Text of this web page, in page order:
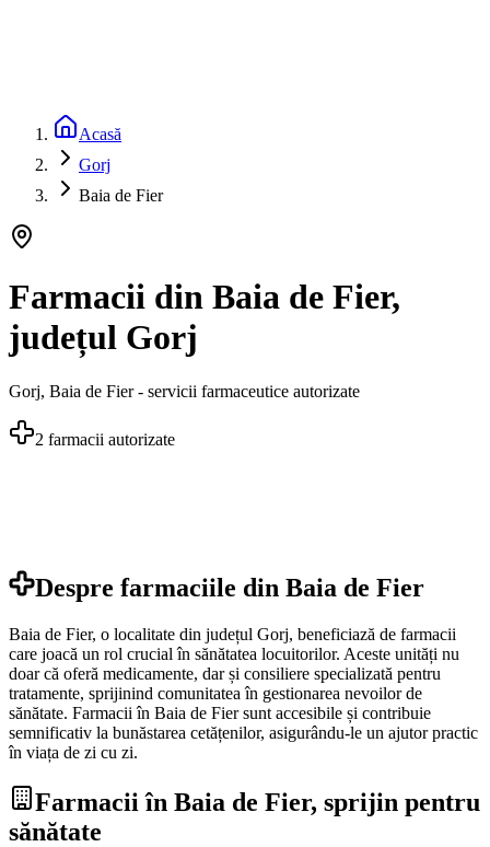
Acasă
Gorj
Baia de Fier
Farmacii din Baia de Fier,
județul Gorj
Gorj, Baia de Fier- servicii farmaceutice autorizate
2 farmacii autorizate
Despre farmaciile din Baia de Fier
Baia de Fier, o localitate din județul Gorj, beneficiază de farmacii
care joacă un rol crucial în sănătatea locuitorilor. Aceste unități nu
doar că oferă medicamente, dar și consiliere specializată pentru
tratamente, sprijinind comunitatea în gestionarea nevoilor de
sănătate. Farmacii în Baia de Fier sunt accesibile și contribuie
semnificativ la bunăstarea cetățenilor, asigurându-le un ajutor practic
în viața de zi cu zi.
Farmacii în Baia de Fier, sprijin pentru
sănătate